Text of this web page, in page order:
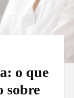
o que
sobre